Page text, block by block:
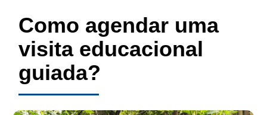
Como agendar uma
visita educacional
guiada?